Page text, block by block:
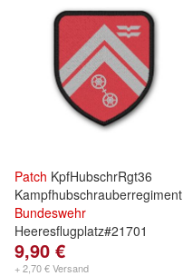
Patch KpfHubschrRgt36
Kampfhubschrauberregiment
Bundeswehr
Heeresflugplatz#21701
9,90 €
+ 2,70 € Versand